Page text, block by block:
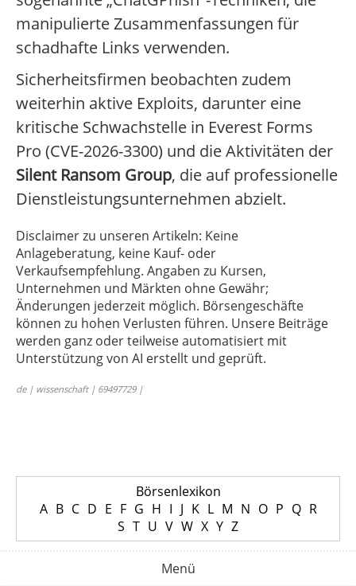
manipulierte Zusammenfassungen für
schadhafte Links verwenden.
Sicherheitsfirmen beobachten zudem
weiterhin aktive Exploits, darunter eine
kritische Schwachstelle in Everest Forms
Pro (CVE-2026-3300) und die Aktivitäten der
Silent Ransom Group, die auf professionelle
Dienstleistungsunternehmen abzielt.
Disclaimer zu unseren Artikeln: Keine
Anlageberatung, keine Kauf- oder
Verkaufsempfehlung. Angaben zu Kursen,
Unternehmen und Märkten ohne Gewähr;
Änderungen jederzeit möglich. Börsengeschäfte
können zu hohen Verlusten führen. Unsere Beiträge
werden ganz oder teilweise automatisiert mit
Unterstützung von AI erstellt und geprüft.
de | wissenschaft | 69497729 |
Börsenlexikon
A B C D E F G H I J K L M N O P Q R
S T U V W X Y Z
Menü